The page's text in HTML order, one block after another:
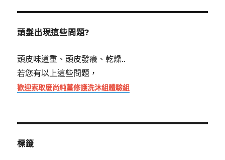
鍵
頭髮出現這些問題?
頭皮味道重、頭皮發癢、乾燥..
若您有以上這些問題，
歡迎索取麼尚純薑修護洗沐組體驗組
標籤